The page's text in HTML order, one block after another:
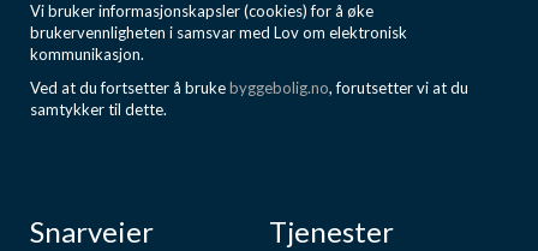
Vi bruker informasjonskapsler (cookies) for å øke
brukervennligheten i samsvar med Lov om elektronisk
kommunikasjon.
Ved at du fortsetter å brukebyggebolig.no, forutsetter vi at du
samtykker til dette.
Snarveier Tjenester